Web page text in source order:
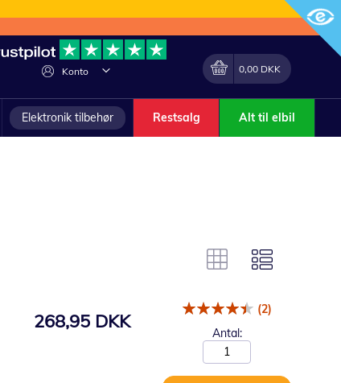
Konto
Lave
Min indkøbskurv
0,00 DKK
Elektronik tilbehør Restsalg Alt til elbil
268,95 DKK
(2)
Antal: